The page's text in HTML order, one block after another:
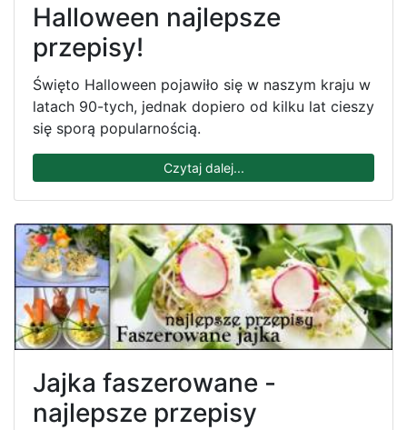
Halloween najlepsze
przepisy!
Święto Halloween pojawiło się w naszym kraju w
latach 90-tych, jednak dopiero od kilku lat cieszy
się sporą popularnością.
Czytaj dalej...
Jajka faszerowane -
najlepsze przepisy